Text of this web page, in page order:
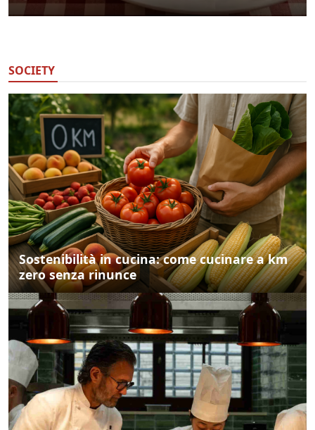
SOCIETY
Sostenibilità in cucina: come cucinare a km
zero senza rinunce